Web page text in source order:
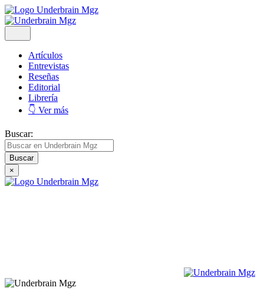
Artículos
Entrevistas
Reseñas
Editorial
Librería
👇 Ver más
Buscar:
×